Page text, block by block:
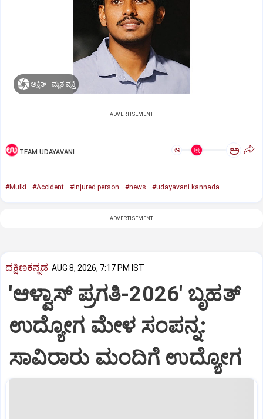
ಅಕ್ಷಿತ್‌ - ಮೃತ ವ್ಯಕ್ತಿ
ADVERTISEMENT
TEAM UDAYAVANI ಅ ಅ
#Mulki #Accident #Injured person #news #udayavani kannada
ADVERTISEMENT
ದಕ್ಷಿಣಕನ್ನಡ AUG 8, 2026, 7:17 PM IST
'ಆಳ್ವಾಸ್‌ ಪ್ರಗತಿ-2026' ಬೃಹತ್
ಉದ್ಯೋಗ ಮೇಳ ಸಂಪನ್ನ:
ಸಾವಿರಾರು ಮಂದಿಗೆ ಉದ್ಯೋಗ